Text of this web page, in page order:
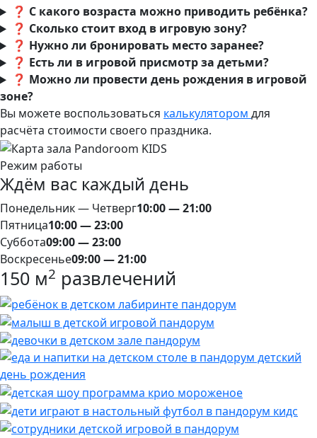
❓ С какого возраста можно приводить ребёнка?
❓ Сколько стоит вход в игровую зону?
❓ Нужно ли бронировать место заранее?
❓ Есть ли в игровой присмотр за детьми?
❓ Можно ли провести день рождения в игровой
зоне?
Вы можете воспользоваться калькулятором для
расчёта стоимости своего праздника.
Режим работы
Ждём вас каждый день
Понедельник — Четверг10:00 — 21:00
Пятница10:00 — 23:00
Суббота09:00 — 23:00
Воскресенье09:00 — 21:00
150 м2 развлечений